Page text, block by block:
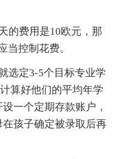
的费用是10欧元，那
当控制花费。
选定3-5个目标专业学
算好他们的平均年学
一个定期存款账户，
孩子确定被录取后再